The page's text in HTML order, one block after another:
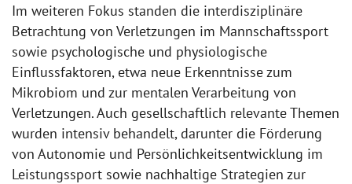
Im weiteren Fokus standen die interdisziplinäre
Betrachtung von Verletzungen im Mannschaftssport
sowie psychologische und physiologische
Einflussfaktoren, etwa neue Erkenntnisse zum
Mikrobiom und zur mentalen Verarbeitung von
Verletzungen. Auch gesellschaftlich relevante Themen
wurden intensiv behandelt, darunter die Förderung
von Autonomie und Persönlichkeitsentwicklung im
Leistungssport sowie nachhaltige Strategien zur